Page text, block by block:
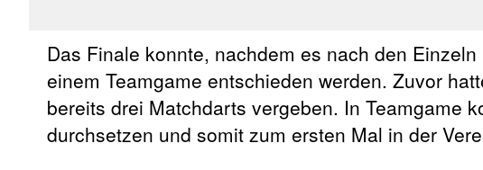
Das Finale konnte, nachdem es nach den
einem Teamgame entschieden werden. Zuvor
bereits drei Matchdarts vergeben. In Teamgame
durchsetzen und somit zum ersten Mal in der